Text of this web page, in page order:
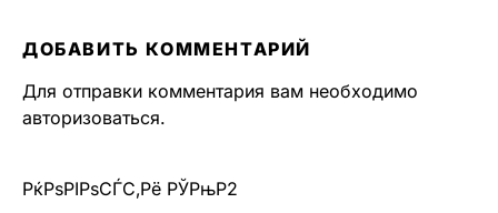
ДОБАВИТЬ КОММЕНТАРИЙ
Для отправки комментария вам необходимо
авторизоваться.
РќРѕРІРѕСЃС‚Рё РЎРњР2